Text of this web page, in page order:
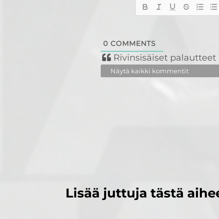
0 COMMENTS
Rivinsisäiset palautteet
Näytä kaikki kommentit
Lisää juttuja tästä